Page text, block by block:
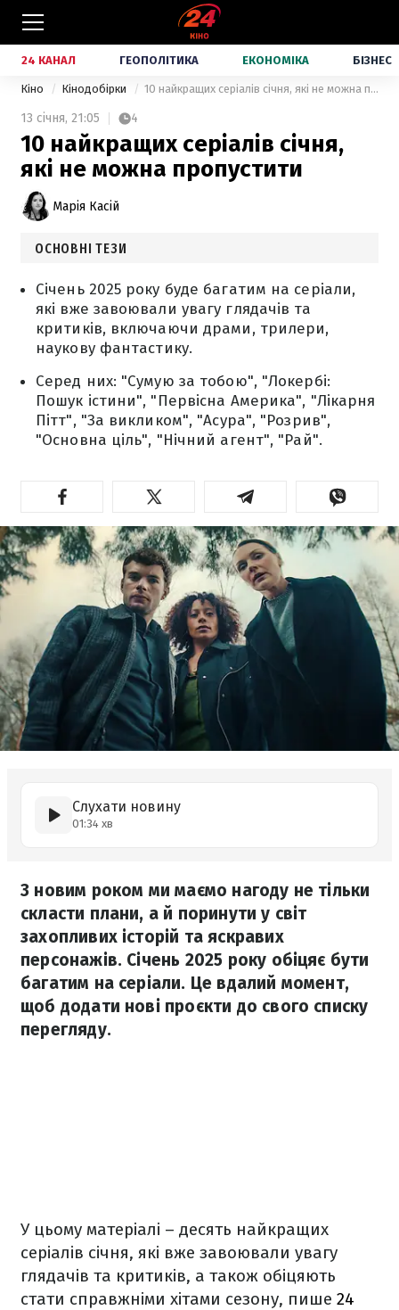
24 КАНАЛ ГЕОПОЛІТИКА ЕКОНОМІКА БІЗНЕС
Кіно Кінодобірки 10 найкращих серіалів січня, які не можна пропустити
13 січня, 21:05 4
10 найкращих серіалів січня,
які не можна пропустити
Марія Касій
ОСНОВНІ ТЕЗИ
Січень 2025 року буде багатим на серіали,
які вже завоювали увагу глядачів та
критиків, включаючи драми, трилери,
наукову фантастику.
Серед них: "Сумую за тобою", "Локербі:
Пошук істини", "Первісна Америка", "Лікарня
Пітт", "За викликом", "Асура", "Розрив",
"Основна ціль", "Нічний агент", "Рай".
Слухати новину
01:34 хв
З новим роком ми маємо нагоду не тільки
скласти плани, а й поринути у світ
захопливих історій та яскравих
персонажів. Січень 2025 року обіцяє бути
багатим на серіали. Це вдалий момент,
щоб додати нові проєкти до свого списку
перегляду.
У цьому матеріалі – десять найкращих
серіалів січня, які вже завоювали увагу
глядачів та критиків, а також обіцяють
стати справжніми хітами сезону, пише 24